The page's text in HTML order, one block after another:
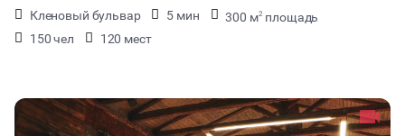
Кленовый бульвар 5 мин 300 м2 площадь
150 чел
120 мест